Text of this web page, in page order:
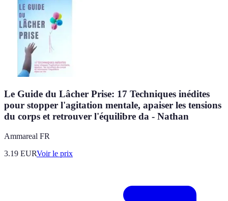
Le Guide du Lâcher Prise: 17 Techniques inédites
pour stopper l'agitation mentale, apaiser les tensions
du corps et retrouver l'équilibre da - Nathan
Ammareal FR
3.19 EURVoir le prix